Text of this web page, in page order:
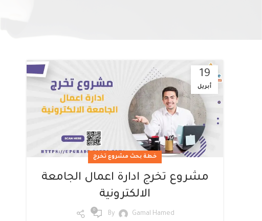
19
أبريل
خطة بحث مشروع تخرج
مشروع تخرج ادارة اعمال الجامعة
الالكترونية
By Gamal Hamed
0